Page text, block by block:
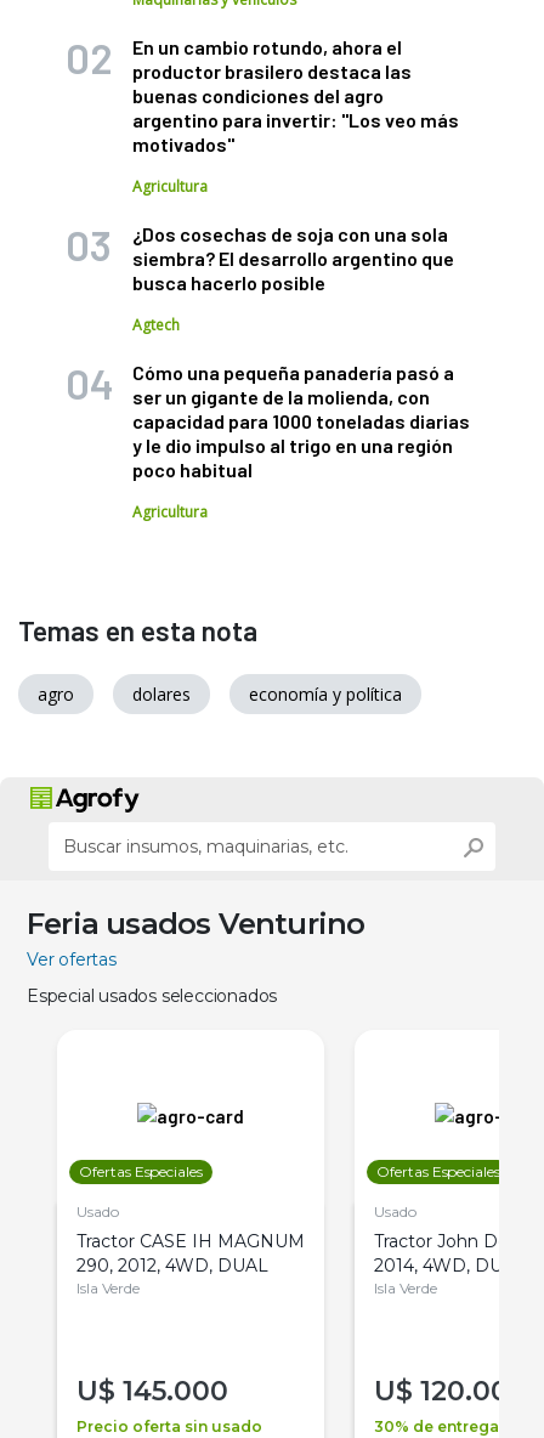
En un cambio rotundo, ahora el
productor brasilero destaca las
buenas condiciones del agro
argentino para invertir: "Los veo más
motivados"
Agricultura
¿Dos cosechas de soja con una sola
siembra? El desarrollo argentino que
busca hacerlo posible
Agtech
Cómo una pequeña panadería pasó a
ser un gigante de la molienda, con
capacidad para 1000 toneladas diarias
y le dio impulso al trigo en una región
poco habitual
Agricultura
Temas en esta nota
agro dolares economía y política
Feria usados Venturino
Ver ofertas
Especial usados seleccionados
Ofertas Especiales
Usado
Tractor CASE IH MAGNUM
290, 2012, 4WD, DUAL
Isla Verde
U$ 145.000
Precio oferta sin usado
Ofertas Especiales
Usado
Tractor John Deere
2014, 4WD, DUAL
Isla Verde
U$ 120.000
30% de entrega +